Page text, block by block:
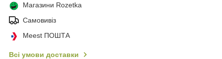
Магазини Rozetka
Самовивіз
Meest ПОШТА
Всі умови доставки